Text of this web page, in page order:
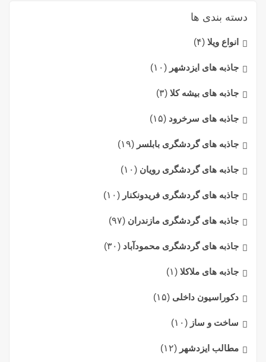
دسته بندی ها
انواع ویلا (۴)
جاذبه های ایزدشهر (۱۰)
جاذبه های بیشه کلا (۳)
جاذبه های سرخرود (۱۵)
جاذبه های گردشگری بابلسر (۱۹)
جاذبه های گردشگری رویان (۱۰)
جاذبه های گردشگری فریدونکنار (۱۰)
جاذبه های گردشگری مازندران (۹۷)
جاذبه های گردشگری محمودآباد (۳۰)
جاذبه های ملاکلا (۱)
دکوراسیون داخلی (۱۵)
ساخت و ساز (۱۰)
مطالب ایزدشهر (۱۲)